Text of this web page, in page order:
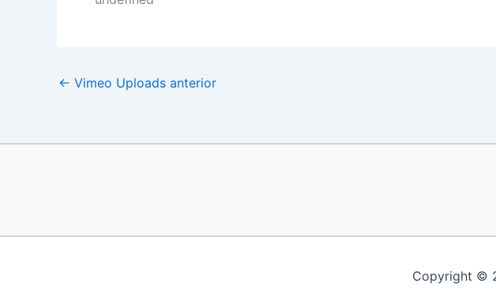
← Vimeo Uploads anterior
Copyright ©